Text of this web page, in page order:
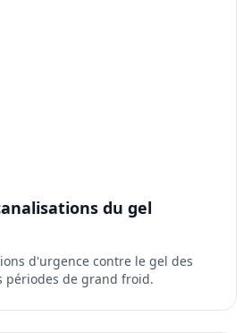
du gel
d'urgence contre le gel des
périodes de grand froid.